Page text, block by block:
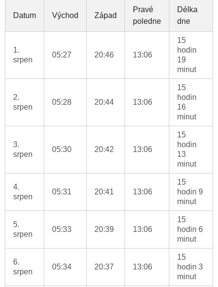
Datum Východ Západ
Pravé
poledne
Délka
dne
1.
srpen
05:27 20:46 13:06
15
hodin
19
minut
2.
srpen
05:28 20:44 13:06
15
hodin
16
minut
3.
srpen
05:30 20:42 13:06
15
hodin
13
minut
4.
srpen
05:31 20:41 13:06
15
hodin 9
minut
5.
srpen
05:33 20:39 13:06
15
hodin 6
minut
6.
srpen
05:34 20:37 13:06
15
hodin 3
minut